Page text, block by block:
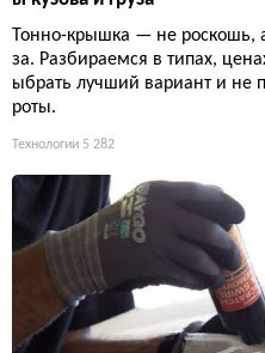
Тонно-крышка — не роскошь,
за. Разбираемся в типах,
ыбрать лучший вариант и не
роты.
Технологии 5 282